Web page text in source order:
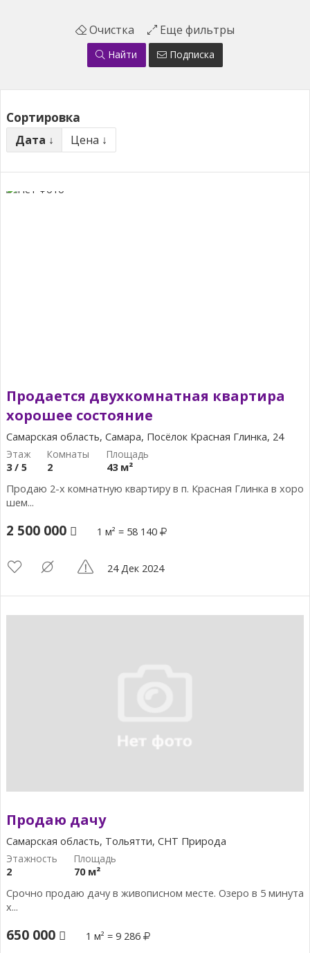
Очистка Еще фильтры
Найти Подписка
Сортировка
Дата ↓ Цена ↓
Продается двухкомнатная квартира
хорошее состояние
Самарская область, Самара, Посёлок Красная Глинка, 24
3 / 5 2
43 м²
Продаю 2-х комнатную квартиру в п. Красная Глинка в хоро
шем...
2 500 000 1 м² = 58 140
24 Дек 2024
Продаю дачу
Самарская область, Тольятти, СНТ Природа
2
70 м²
Срочно продаю дачу в живописном месте. Озеро в 5 минута
х...
650 000 1 м² = 9 286